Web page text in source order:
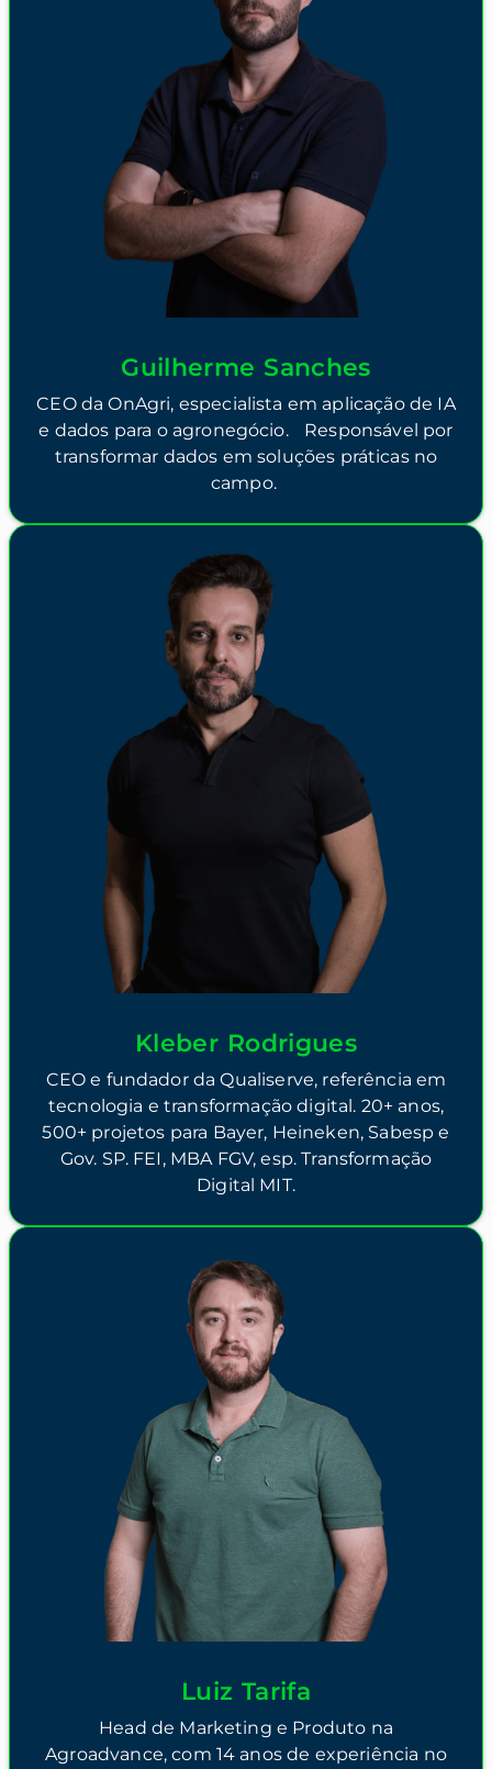
Guilherme Sanches
CEO da OnAgri, especialista em aplicação de IA
e dados para o agronegócio. Responsável por
transformar dados em soluções práticas no
campo.
Kleber Rodrigues
CEO e fundador da Qualiserve, referência em
tecnologia e transformação digital. 20+ anos,
500+ projetos para Bayer, Heineken, Sabesp e
Gov. SP. FEI, MBA FGV, esp. Transformação
Digital MIT.
Luiz Tarifa
Head de Marketing e Produto na
Agroadvance, com 14 anos de experiência no